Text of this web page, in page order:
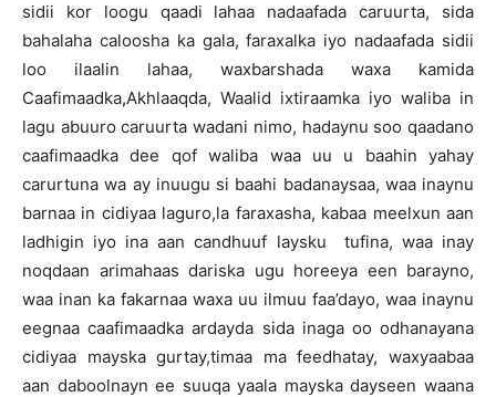
sidii kor loogu qaadi lahaa nadaafada caruurta, sida
bahalaha caloosha ka gala, faraxalka iyo nadaafada sidii
loo ilaalin lahaa, waxbarshada waxa kamida
Caafimaadka,Akhlaaqda, Waalid ixtiraamka iyo waliba in
lagu abuuro caruurta wadani nimo, hadaynu soo qaadano
caafimaadka dee qof waliba waa uu u baahin yahay
carurtuna wa ay inuugu si baahi badanaysaa, waa inaynu
barnaa in cidiyaa laguro,la faraxasha, kabaa meelxun aan
ladhigin iyo ina aan candhuuf laysku tufina, waa inay
noqdaan arimahaas dariska ugu horeeya een barayno,
waa inan ka fakarnaa waxa uu ilmuu faa’dayo, waa inaynu
eegnaa caafimaadka ardayda sida inaga oo odhanayana
cidiyaa mayska gurtay,timaa ma feedhatay, waxyaabaa
aan daboolnayn ee suuqa yaala mayska dayseen waana